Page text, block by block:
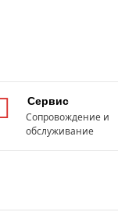
Сервис
Сопровождение и
обслуживание